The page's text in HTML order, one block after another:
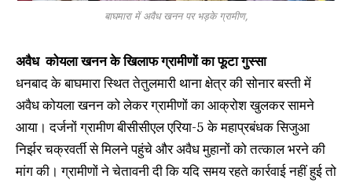
बाघमारा में अवैध खनन पर भड़के ग्रामीण,
अवैध कोयला खनन के खिलाफ ग्रामीणों का फूटा गुस्सा
धनबाद के बाघमारा स्थित तेतुलमारी थाना क्षेत्र की सोनार बस्ती में
अवैध कोयला खनन को लेकर ग्रामीणों का आक्रोश खुलकर सामने
आया। दर्जनों ग्रामीण बीसीसीएल एरिया-5 के महाप्रबंधक सिजुआ
निर्झर चक्रवर्ती से मिलने पहुंचे और अवैध मुहानों को तत्काल भरने की
मांग की। ग्रामीणों ने चेतावनी दी कि यदि समय रहते कार्रवाई नहीं हुई तो